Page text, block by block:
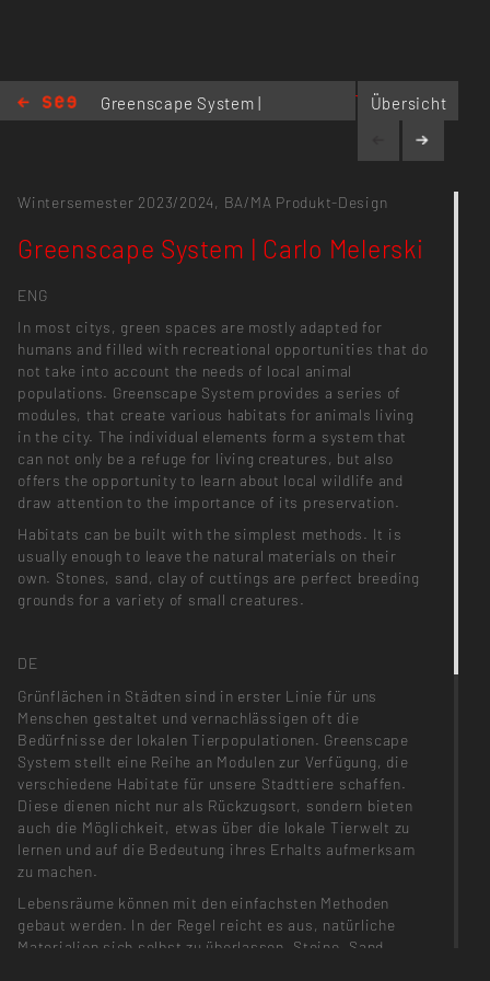
Greenscape System |
Übersicht
carlo.melerski@gmail.com
Wintersemester 2023/2024, BA/MA Produkt-Design
Greenscape System | Carlo Melerski
ENG
In most citys, green spaces are mostly adapted for
humans and filled with recreational opportunities that do
not take into account the needs of local animal
populations. Greenscape System provides a series of
modules, that create various habitats for animals living
in the city. The individual elements form a system that
can not only be a refuge for living creatures, but also
offers the opportunity to learn about local wildlife and
draw attention to the importance of its preservation.
Habitats can be built with the simplest methods. It is
usually enough to leave the natural materials on their
own. Stones, sand, clay of cuttings are perfect breeding
grounds for a variety of small creatures.
DE
Grünflächen in Städten sind in erster Linie für uns
Menschen gestaltet und vernachlässigen oft die
Bedürfnisse der lokalen Tierpopulationen. Greenscape
System stellt eine Reihe an Modulen zur Verfügung, die
verschiedene Habitate für unsere Stadttiere schaffen.
Diese dienen nicht nur als Rückzugsort, sondern bieten
auch die Möglichkeit, etwas über die lokale Tierwelt zu
lernen und auf die Bedeutung ihres Erhalts aufmerksam
zu machen.
Lebensräume können mit den einfachsten Methoden
gebaut werden. In der Regel reicht es aus, natürliche
Materialien sich selbst zu überlassen. Steine, Sand,